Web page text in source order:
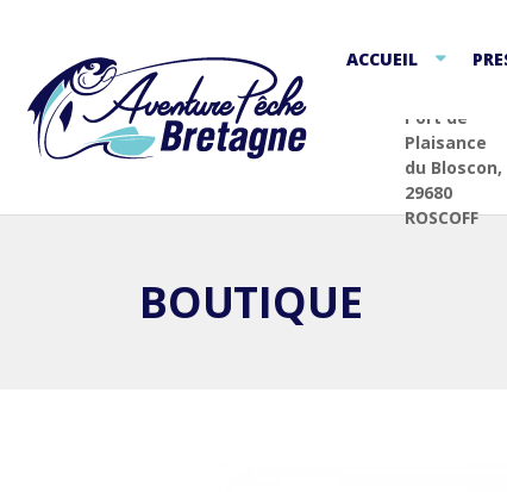
ACCUEIL
Port de
Plaisance
du Bloscon,
29680
ROSCOFF
BOUTIQUE